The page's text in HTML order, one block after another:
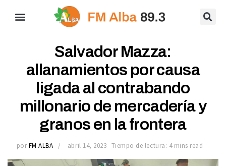
Salvador Mazza:
allanamientos por causa
ligada al contrabando
millonario de mercadería y
granos en la frontera
por FM ALBA abril 14, 2023 Tiempo de lectura: 4 mins read